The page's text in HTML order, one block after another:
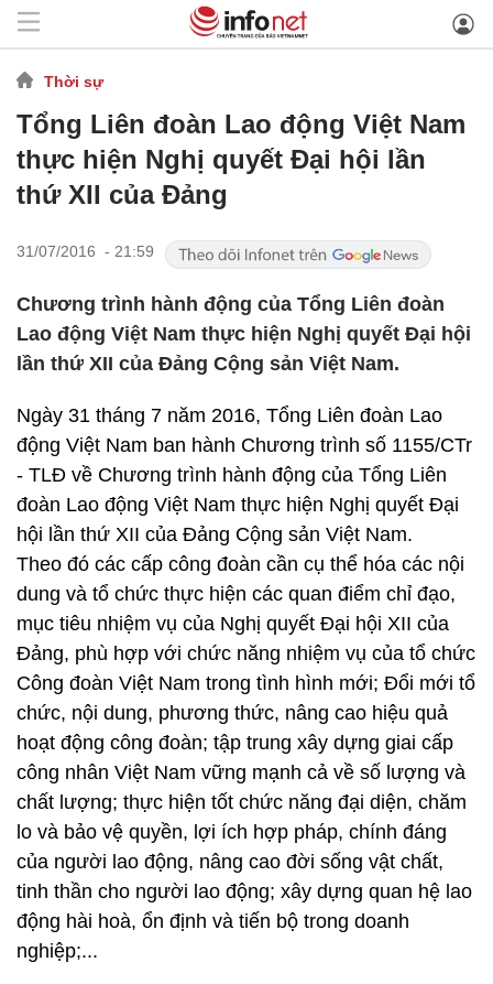
Thời sự
Tổng Liên đoàn Lao động Việt Nam
thực hiện Nghị quyết Đại hội lần
thứ XII của Đảng
31/07/2016 - 21:59
Chương trình hành động của Tổng Liên đoàn
Lao động Việt Nam thực hiện Nghị quyết Đại hội
lần thứ XII của Đảng Cộng sản Việt Nam.
Ngày 31 tháng 7 năm 2016, Tổng Liên đoàn Lao
động Việt Nam ban hành Chương trình số 1155/CTr
- TLĐ về Chương trình hành động của Tổng Liên
đoàn Lao động Việt Nam thực hiện Nghị quyết Đại
hội lần thứ XII của Đảng Cộng sản Việt Nam.
Theo đó các cấp công đoàn cần cụ thể hóa các nội
dung và tổ chức thực hiện các quan điểm chỉ đạo,
mục tiêu nhiệm vụ của Nghị quyết Đại hội XII của
Đảng, phù hợp với chức năng nhiệm vụ của tổ chức
Công đoàn Việt Nam trong tình hình mới; Đổi mới tổ
chức, nội dung, phương thức, nâng cao hiệu quả
hoạt động công đoàn; tập trung xây dựng giai cấp
công nhân Việt Nam vững mạnh cả về số lượng và
chất lượng; thực hiện tốt chức năng đại diện, chăm
lo và bảo vệ quyền, lợi ích hợp pháp, chính đáng
của người lao động, nâng cao đời sống vật chất,
tinh thần cho người lao động; xây dựng quan hệ lao
động hài hoà, ổn định và tiến bộ trong doanh
nghiệp;...